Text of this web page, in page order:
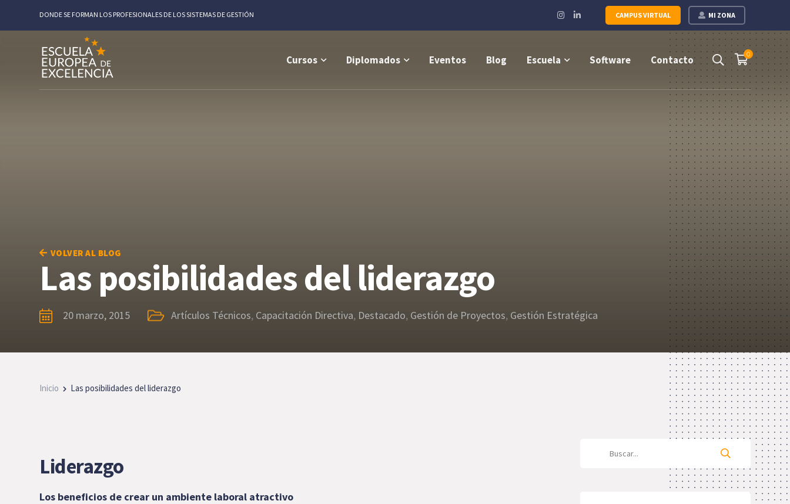
MI ZONA
CAMPUS VIRTUAL
DONDE SE FORMAN LOS PROFESIONALES DE LOS SISTEMAS DE GESTIÓN
Instagram
Profile
LinkedIn
Profile
0
Cursos Diplomados Eventos Blog Escuela Software Contacto
VOLVER AL BLOG
Las posibilidades del liderazgo
20 marzo, 2015 Artículos Técnicos, Capacitación Directiva, Destacado, Gestión de Proyectos, Gestión Estratégica
Inicio Las posibilidades del liderazgo
Liderazgo
Los beneficios de crear un ambiente laboral atractivo